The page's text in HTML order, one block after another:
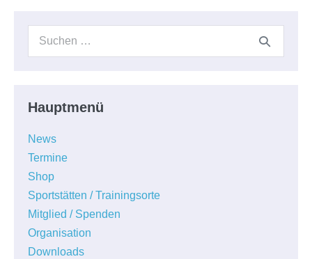
Suchen
Hauptmenü
News
Termine
Shop
Sportstätten / Trainingsorte
Mitglied / Spenden
Organisation
Downloads